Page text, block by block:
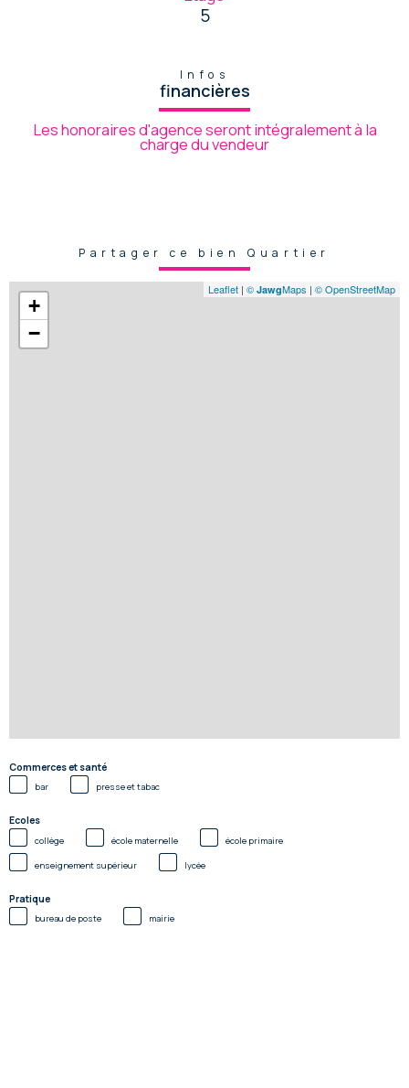
5
Infos
financières
Les honoraires d'agence seront intégralement à la
charge du vendeur
Partager ce bien Quartier
+
−
Leaflet | © JawgMaps | © OpenStreetMap
Commerces et santé
bar presse et tabac
Ecoles
collège école maternelle école primaire
enseignement supérieur lycée
Pratique
bureau de poste mairie